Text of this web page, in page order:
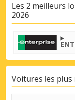
Les 2 meilleurs
2026
Voitures les